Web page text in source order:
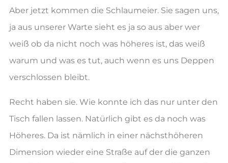
Aber jetzt kommen die Schlaumeier. Sie sagen uns,
ja aus unserer Warte sieht es ja so aus aber wer
weiß ob da nicht noch was höheres ist, das weiß
warum und was es tut, auch wenn es uns Deppen
verschlossen bleibt.
Recht haben sie. Wie konnte ich das nur unter den
Tisch fallen lassen. Natürlich gibt es da noch was
Höheres. Da ist nämlich in einer nächsthöheren
Dimension wieder eine Straße auf der die ganzen